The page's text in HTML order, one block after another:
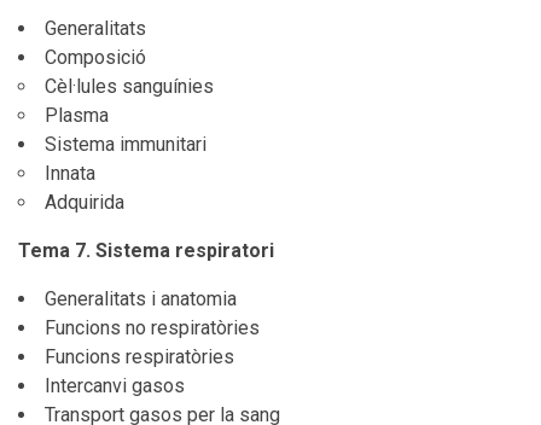
Generalitats
Composició
Cèl·lules sanguínies
Plasma
Sistema immunitari
Innata
Adquirida
Tema 7. Sistema respiratori
Generalitats i anatomia
Funcions no respiratòries
Funcions respiratòries
Intercanvi gasos
Transport gasos per la sang